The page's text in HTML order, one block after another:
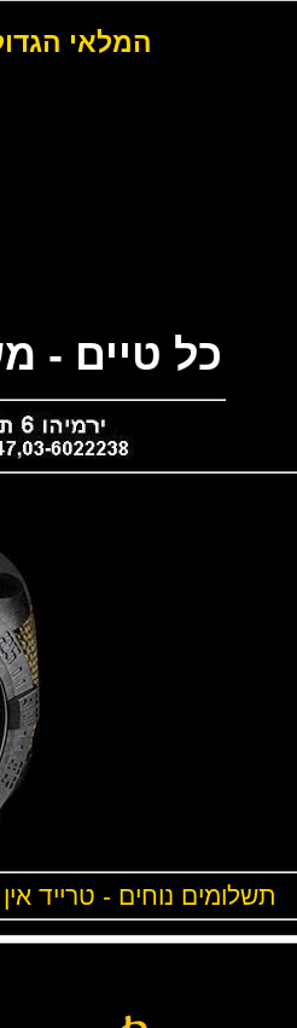
המלאי
כל טיים -
תשלומים נוחים - טרייד